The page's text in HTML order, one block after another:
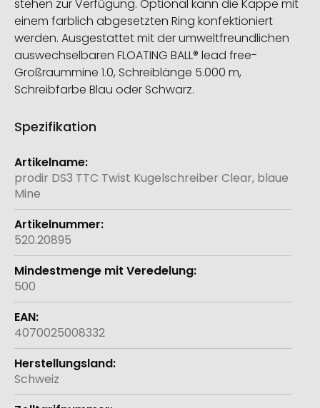
stehen zur Verfügung. Optional kann die Kappe mit
einem farblich abgesetzten Ring konfektioniert
werden. Ausgestattet mit der umweltfreundlichen
auswechselbaren FLOATING BALL® lead free-
Großraummine 1.0, Schreiblänge 5.000 m,
Schreibfarbe Blau oder Schwarz.
Spezifikation
Weitere
Informationen
prodir DS3 TTC Twist Kugelschreiber Clear, blaue
Mine
520.20895
500
4070025008332
Schweiz